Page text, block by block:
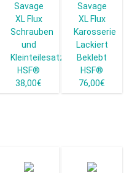
Savage
XL Flux
Schrauben
und
Kleinteilesatz
HSF®
38,00€
Savage
XL Flux
Karosserie
Lackiert
Beklebt
HSF®
76,00€